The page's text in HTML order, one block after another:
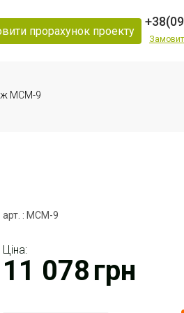
прорахунок проекту
+38
МСМ-9
арт. : МСМ-9
Ціна:
11 078грн